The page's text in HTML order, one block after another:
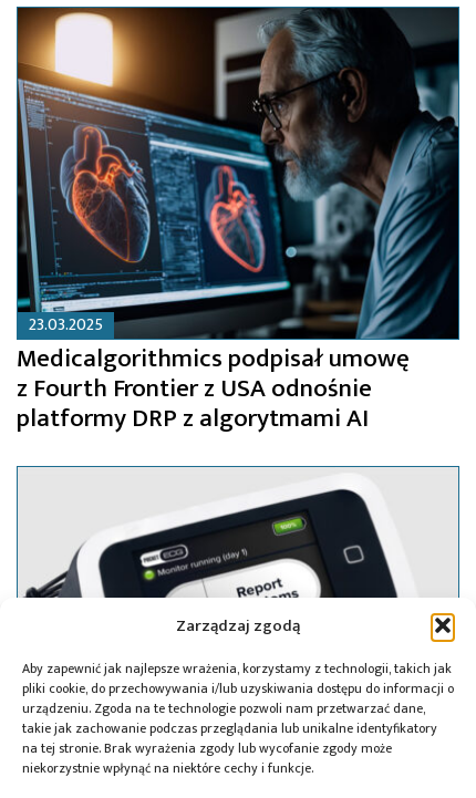
Zarządzaj zgodą
Aby zapewnić jak najlepsze wrażenia, korzystamy z technologii, takich jak
pliki cookie, do przechowywania i/lub uzyskiwania dostępu do informacji o
urządzeniu. Zgoda na te technologie pozwoli nam przetwarzać dane,
takie jak zachowanie podczas przeglądania lub unikalne identyfikatory
na tej stronie. Brak wyrażenia zgody lub wycofanie zgody może
niekorzystnie wpłynąć na niektóre cechy i funkcje.
23.03.2025
Medicalgorithmics podpisał umowę
z Fourth Frontier z USA odnośnie
platformy DRP z algorytmami AI
11.03.2025